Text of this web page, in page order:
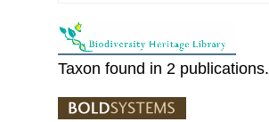
Taxon found in 2 publications.